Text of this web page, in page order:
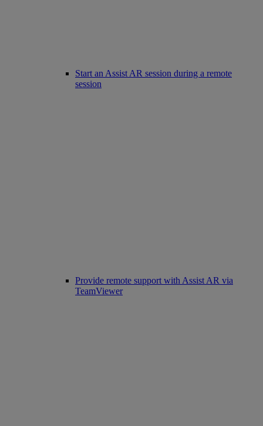
Start an Assist AR session during a remote
session
Provide remote support with Assist AR via
TeamViewer